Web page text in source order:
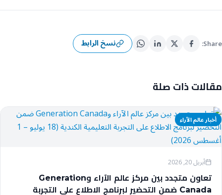
Share: نسخ الرابط
مقالات ذات صلة
أخبار عالم الآراء
أبريل 20, 2026
تعاون متجدد بين مركز عالم الآراء وGeneration
Canada ضمن التحضير لبرنامج الاطلاع على التجربة